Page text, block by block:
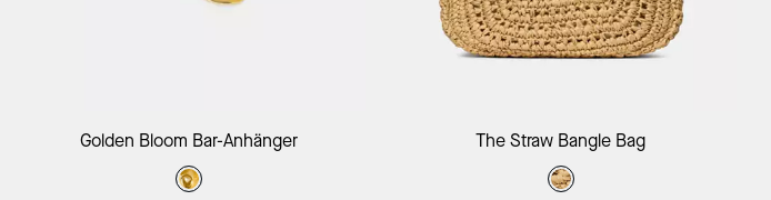
Golden Bloom Bar-Anhänger The Straw Bangle Bag